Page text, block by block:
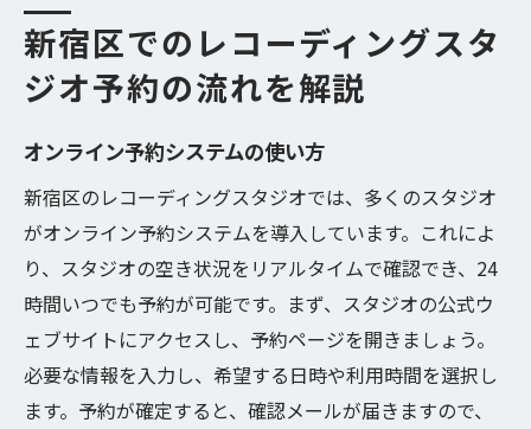
新宿区でのレコーディングスタ
ジオ予約の流れを解説
オンライン予約システムの使い方
新宿区のレコーディングスタジオでは、多くのスタジオ
がオンライン予約システムを導入しています。これによ
り、スタジオの空き状況をリアルタイムで確認でき、24
時間いつでも予約が可能です。まず、スタジオの公式ウ
ェブサイトにアクセスし、予約ページを開きましょう。
必要な情報を入力し、希望する日時や利用時間を選択し
ます。予約が確定すると、確認メールが届きますので、